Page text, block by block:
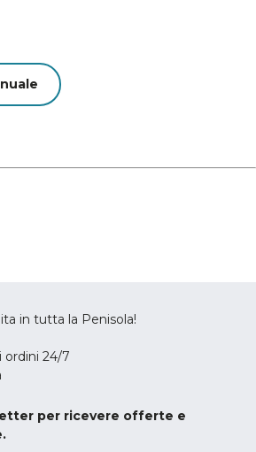
in tutta la Penisola!
ordini 24/7
per ricevere offerte e